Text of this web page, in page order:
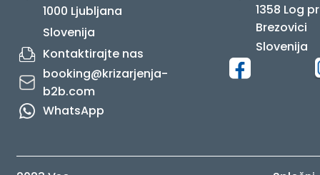
1000 Ljubljana
Slovenija
Kontaktirajte nas
booking@krizarjenja-
b2b.com
WhatsApp
1358 Log
Brezovici
Slovenija